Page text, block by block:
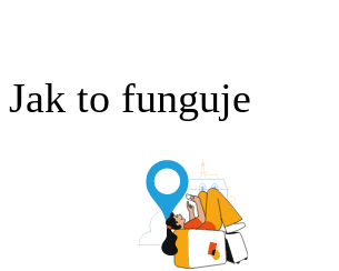
Jak to funguje